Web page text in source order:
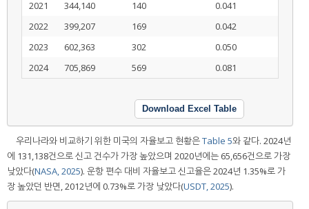
2021
344,140 140
0.041
2022
399,207 169
0.042
2023
602,363 302
0.050
2024
705,869 569 0.081
Download Excel Table
우리나라와 비교하기 위한 미국의 자율보고 현황은Table 5와 같다. 2024년
에 131,138건으로 신고 건수가 가장 높았으며 2020년에는 65,656건으로 가장
낮았다(NASA, 2025). 운항 편수 대비 자율보고 신고율은 2024년 1.35%로 가
장 높았던 반면, 2012년에 0.73%로 가장 낮았다(USDT, 2025).